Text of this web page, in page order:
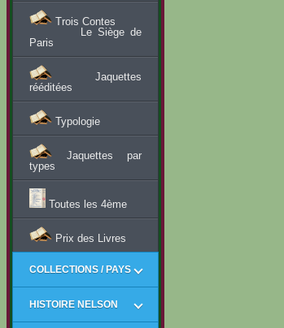
Trois Contes
Le Siège de
Paris
Jaquettes
rééditées
Typologie
Jaquettes par
types
Toutes les 4ème
Prix des Livres
COLLECTIONS / PAYS
HISTOIRE NELSON